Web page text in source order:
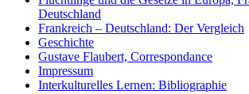
Deutschland
Frankreich – Deutschland: Der Vergleich
Geschichte
Gustave Flaubert, Correspondance
Impressum
Interkulturelles Lernen: Bibliographie